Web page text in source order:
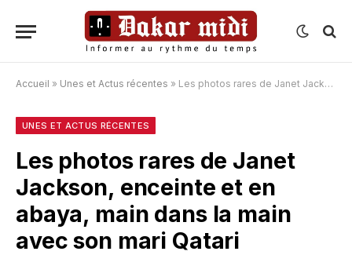
Accueil » Unes et Actus récentes » Les photos rares de Janet Jackson, enceinte et en abaya, main dans la main avec son mari Qatari
UNES ET ACTUS RÉCENTES
Les photos rares de Janet
Jackson, enceinte et en
abaya, main dans la main
avec son mari Qatari